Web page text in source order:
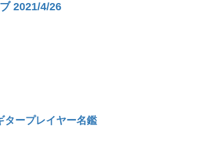
2021/4/26
ープレイヤー名鑑